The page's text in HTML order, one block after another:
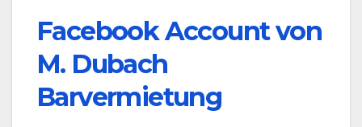
Facebook Account von
M. Dubach
Barvermietung